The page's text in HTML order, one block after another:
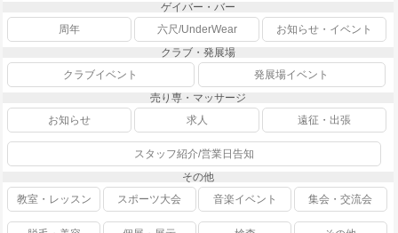
ゲイバー・バー
周年
六尺/UnderWear
お知らせ・イベント
クラブ・発展場
クラブイベント
発展場イベント
売り専・マッサージ
お知らせ
求人 遠征・出張
スタッフ紹介/営業日告知
その他
教室・レッスン
スポーツ大会 音楽イベント 集会・交流会